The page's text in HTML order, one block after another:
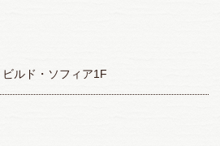
ルド・ソフィア1F